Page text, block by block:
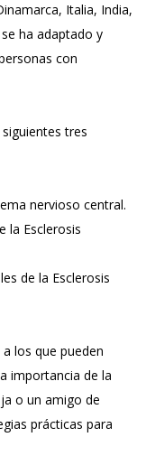
Italia, India,
ha adaptado y
con
tres
nervioso central.
la Esclerosis
de la Esclerosis
los que pueden
importancia de la
o un amigo de
prácticas para